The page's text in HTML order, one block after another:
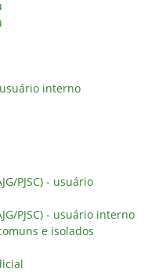
interno
PJSC) - usuário
PJSC) - usuário interno
e isolados